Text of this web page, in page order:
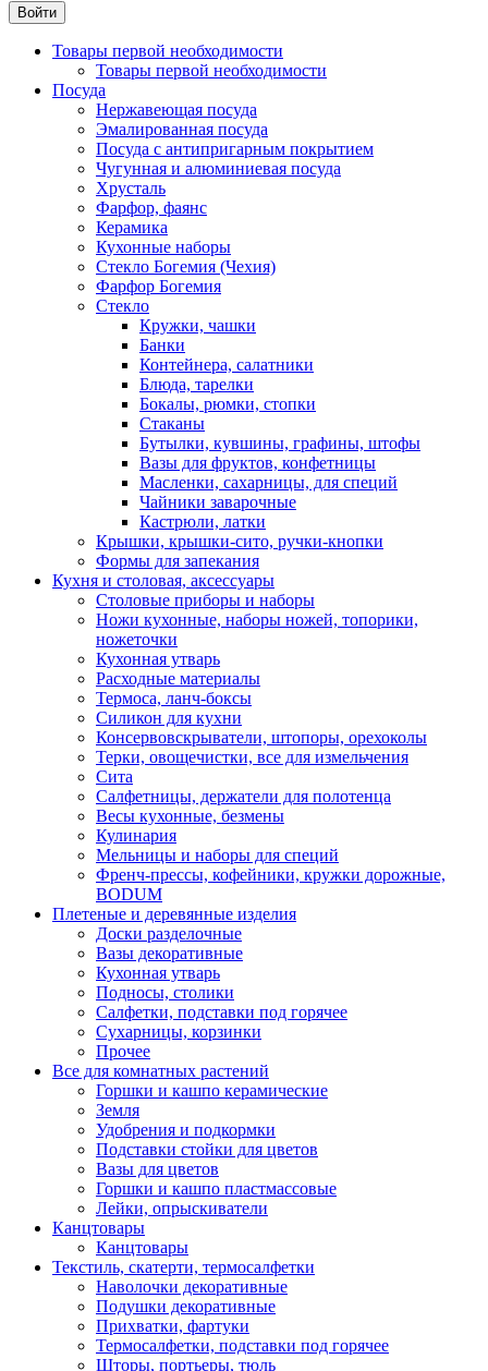
Товары первой необходимости
Товары первой необходимости
Посуда
Нержавеющая посуда
Эмалированная посуда
Посуда с антипригарным покрытием
Чугунная и алюминиевая посуда
Хрусталь
Фарфор, фаянс
Керамика
Кухонные наборы
Стекло Богемия (Чехия)
Фарфор Богемия
Стекло
Кружки, чашки
Банки
Контейнера, салатники
Блюда, тарелки
Бокалы, рюмки, стопки
Стаканы
Бутылки, кувшины, графины, штофы
Вазы для фруктов, конфетницы
Масленки, сахарницы, для специй
Чайники заварочные
Кастрюли, латки
Крышки, крышки-сито, ручки-кнопки
Формы для запекания
Кухня и столовая, аксессуары
Столовые приборы и наборы
Ножи кухонные, наборы ножей, топорики,
ножеточки
Кухонная утварь
Расходные материалы
Термоса, ланч-боксы
Силикон для кухни
Консервовскрыватели, штопоры, орехоколы
Терки, овощечистки, все для измельчения
Сита
Салфетницы, держатели для полотенца
Весы кухонные, безмены
Кулинария
Мельницы и наборы для специй
Френч-прессы, кофейники, кружки дорожные,
BODUM
Плетеные и деревянные изделия
Доски разделочные
Вазы декоративные
Кухонная утварь
Подносы, столики
Салфетки, подставки под горячее
Сухарницы, корзинки
Прочее
Все для комнатных растений
Горшки и кашпо керамические
Земля
Удобрения и подкормки
Подставки стойки для цветов
Вазы для цветов
Горшки и кашпо пластмассовые
Лейки, опрыскиватели
Канцтовары
Канцтовары
Текстиль, скатерти, термосалфетки
Наволочки декоративные
Подушки декоративные
Прихватки, фартуки
Термосалфетки, подставки под горячее
Шторы, портьеры, тюль